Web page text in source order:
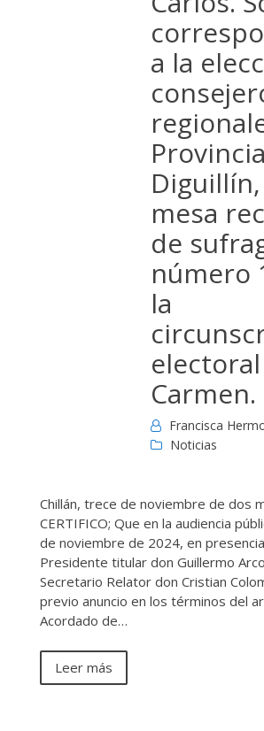
a la
mesa
de
número
la
electoral
Carmen.
Francisca
Noticias
Chillán, trece de noviembre de dos
CERTIFICO; Que en la audiencia
de noviembre de 2024, en
Presidente titular don Guillermo
Secretario Relator don Cristian
previo anuncio en los términos del
Acordado de…
Leer más